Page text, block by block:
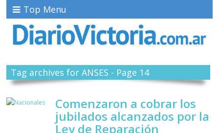
Top Menu
Tag archives for ANSES - Page 14
Comenzaron a cobrar los
jubilados alcanzados por la
Ley de Reparación